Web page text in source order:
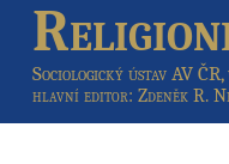
Sociologický ústav AV ČR,
hlavní editor: Zdeněk R.